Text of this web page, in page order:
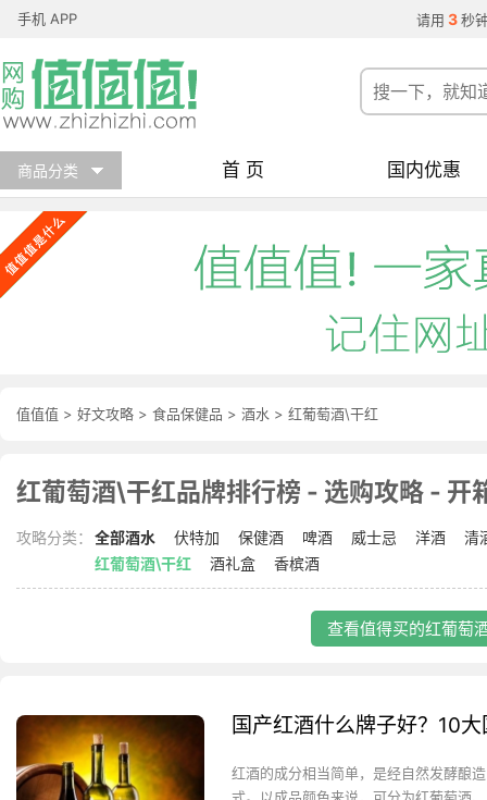
手机 APP 请用 3 秒
商品分类 首 页 国内优惠
值值值 > 好文攻略 > 食品保健品 > 酒水 > 红葡萄酒\干红
红葡萄酒\干红品牌排行榜 - 选购攻略 - 开
攻略分类： 全部酒水 伏特加 保健酒 啤酒 威士忌 洋酒
清
红葡萄酒\干红
酒礼盒 香槟酒
查看值得买的红葡萄
国产红酒什么牌子好？10
红酒的成分相当简单，是经自然发酵酿
式。以成品颜色来说，可分为红葡萄酒